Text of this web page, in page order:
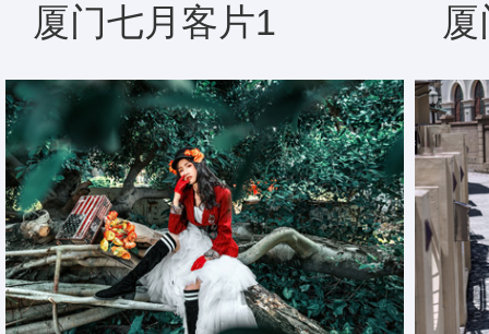
厦门七月客片1